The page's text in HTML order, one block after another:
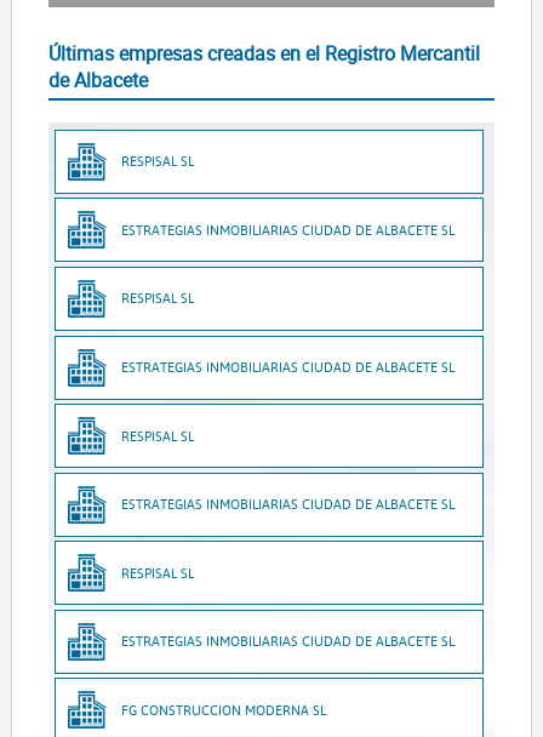
Últimas empresas creadas en el Registro Mercantil
de Albacete
RESPISAL SL
ESTRATEGIAS INMOBILIARIAS CIUDAD DE ALBACETE SL
RESPISAL SL
ESTRATEGIAS INMOBILIARIAS CIUDAD DE ALBACETE SL
RESPISAL SL
ESTRATEGIAS INMOBILIARIAS CIUDAD DE ALBACETE SL
RESPISAL SL
ESTRATEGIAS INMOBILIARIAS CIUDAD DE ALBACETE SL
FG CONSTRUCCION MODERNA SL